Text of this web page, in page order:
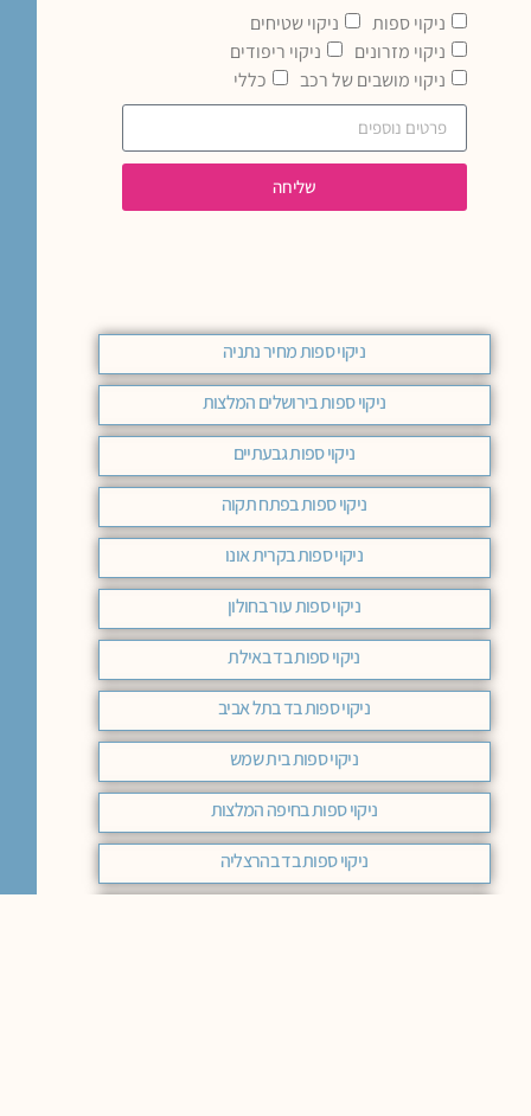
ניקוי ספות
ניקוי שטיחים
ניקוי מזרונים
ניקוי ריפודים
ניקוי מושבים של רכב
כללי
שליחה
ניקוי ספות מחיר נתניה
ניקוי ספות בירושלים המלצות
ניקוי ספות גבעתיים
ניקוי ספות בפתח תקוה
ניקוי ספות בקרית אונו
ניקוי ספות עור בחולון
ניקוי ספות בד באילת
ניקוי ספות בד בתל אביב
ניקוי ספות בית שמש
ניקוי ספות בחיפה המלצות
ניקוי ספות בד בהרצליה